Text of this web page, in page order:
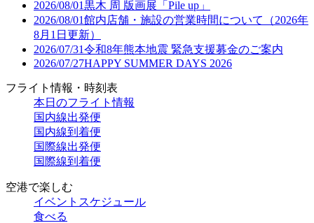
2026/08/01黒木 周 版画展「Pile up」
2026/08/01館内店舗・施設の営業時間について（2026年
8月1日更新）
2026/07/31令和8年熊本地震 緊急支援募金のご案内
2026/07/27HAPPY SUMMER DAYS 2026
フライト情報・時刻表
本日のフライト情報
国内線出発便
国内線到着便
国際線出発便
国際線到着便
空港で楽しむ
イベントスケジュール
食べる